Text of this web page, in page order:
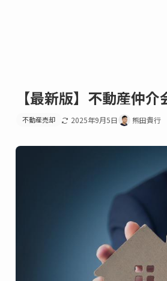
【最新版】不動産仲
不動産売却 2025年9月5日 熊田貴行